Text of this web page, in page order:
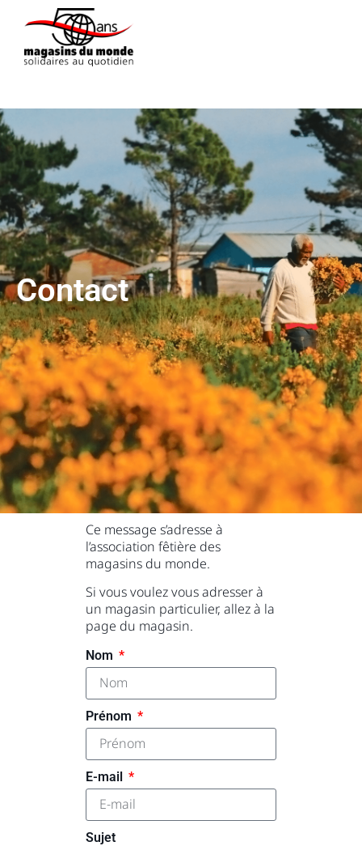
Contact
Ce message s’adresse à
l’association fêtière des
magasins du monde.
Si vous voulez vous adresser à
un magasin particulier, allez à la
page du magasin.
Nom
Prénom
E-mail
Sujet